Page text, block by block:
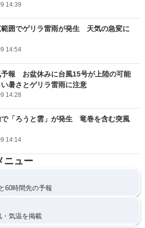
14:39
範囲でゲリラ雷雨が発生 天気の急変に
14:54
予報 お盆休みに台風15号が上陸の可能
暑さとゲリラ雷雨に注意
14:28
で「ろうと雲」が発生 竜巻を含む突風
14:14
ニュー
60時間先の予報
・気温を掲載